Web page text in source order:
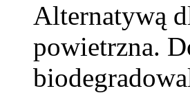
Alternatywą
powietrzna.